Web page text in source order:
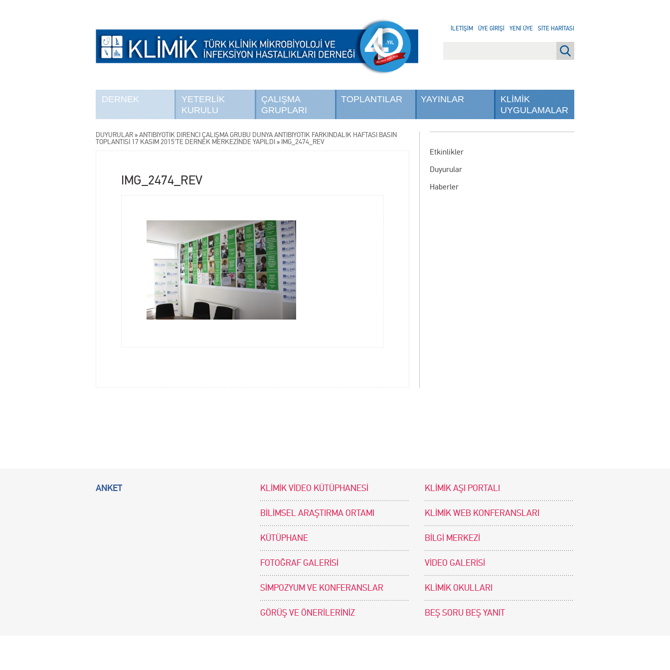
DERNEK
YETERLİK
KURULU
ÇALIŞMA
GRUPLARI
TOPLANTILAR YAYINLAR
KLİMİK
UYGULAMALAR
İLETİŞİM ÜYE GİRİŞİ YENİ ÜYE SİTE HARİTASI
Etkinlikler
Duyurular
Haberler
DUYURULAR »ANTİBİYOTİK DİRENCİ ÇALIŞMA GRUBU DÜNYA ANTİBİYOTİK FARKINDALIK HAFTASI BASIN
TOPLANTISI 17 KASIM 2015'TE DERNEK MERKEZİNDE YAPILDI » IMG_2474_REV
IMG_2474_REV
ANKET KLİMİK VİDEO KÜTÜPHANESİ KLİMİK AŞI PORTALI
BİLİMSEL ARAŞTIRMA ORTAMI KLİMİK WEB KONFERANSLARI
KÜTÜPHANE BİLGİ MERKEZİ
FOTOĞRAF GALERİSİ VİDEO GALERİSİ
SİMPOZYUM VE KONFERANSLAR KLİMİK OKULLARI
GÖRÜŞ VE ÖNERİLERİNİZ BEŞ SORU BEŞ YANIT